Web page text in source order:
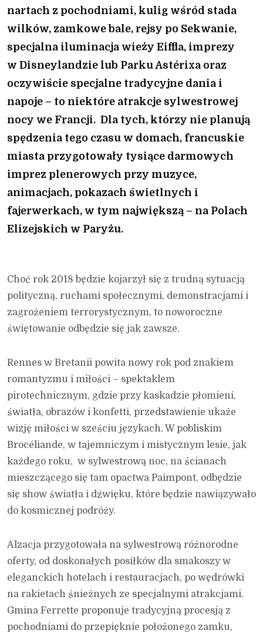
nartach z pochodniami, kulig wśród stada
wilków, zamkowe bale, rejsy po Sekwanie,
specjalna iluminacja wieży Eiffla, imprezy
w Disneylandzie lub Parku Astérixa oraz
oczywiście specjalne tradycyjne dania i
napoje – to niektóre atrakcje sylwestrowej
nocy we Francji. Dla tych, którzy nie planują
spędzenia tego czasu w domach, francuskie
miasta przygotowały tysiące darmowych
imprez plenerowych przy muzyce,
animacjach, pokazach świetlnych i
fajerwerkach, w tym największą – na Polach
Elizejskich w Paryżu.
Choć rok 2018 będzie kojarzył się z trudną sytuacją
polityczną, ruchami społecznymi, demonstracjami i
zagrożeniem terrorystycznym, to noworoczne
świętowanie odbędzie się jak zawsze.
Rennes w Bretanii powita nowy rok pod znakiem
romantyzmu i miłości – spektaklem
pirotechnicznym, gdzie przy kaskadzie płomieni,
światła, obrazów i konfetti, przedstawienie ukaże
wizję miłości w sześciu językach. W pobliskim
Brocéliande, w tajemniczym i mistycznym lesie, jak
każdego roku, w sylwestrową noc, na ścianach
mieszczącego się tam opactwa Paimpont, odbędzie
się show światła i dźwięku, które będzie nawiązywało
do kosmicznej podróży.
Alzacja przygotowała na sylwestrową różnorodne
oferty, od doskonałych posiłków dla smakoszy w
eleganckich hotelach i restauracjach, po wędrówki
na rakietach śnieżnych ze specjalnymi atrakcjami.
Gmina Ferrette proponuje tradycyjną procesją z
pochodniami do przepięknie położonego zamku,